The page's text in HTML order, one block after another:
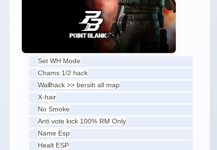
Set WH Mode
Chams 1/2 hack
Wallhack >> bersih all map
X-hair
No Smoke
Anti vote kick 100% RM Only
Name Esp
Healt ESP